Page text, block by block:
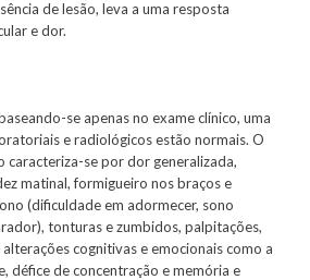
de lesão, leva a uma resposta
e dor.
se apenas no exame clínico, uma
e radiológicos estão normais. O
caracteriza-se por dor generalizada,
matinal, formigueiro nos braços e
(dificuldade em adormecer, sono
tonturas e zumbidos, palpitações,
cognitivas e emocionais como a
défice de concentração e memória e